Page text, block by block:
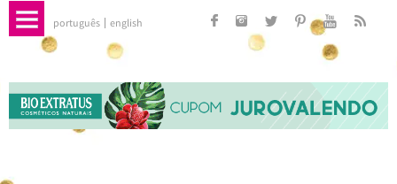
português english